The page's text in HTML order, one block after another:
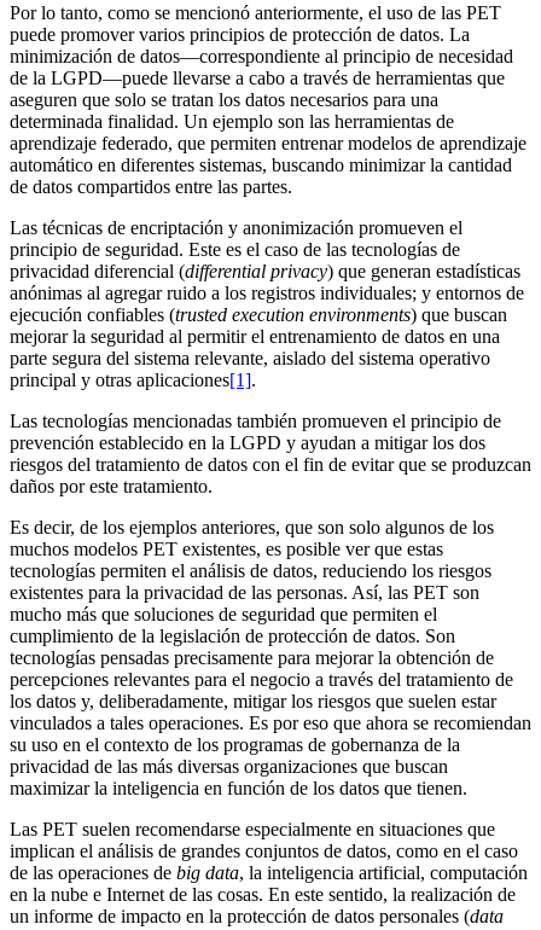
Por lo tanto, como se mencionó anteriormente, el uso de las PET
puede promover varios principios de protección de datos. La
minimización de datos—correspondiente al principio de necesidad
de la LGPD—puede llevarse a cabo a través de herramientas que
aseguren que solo se tratan los datos necesarios para una
determinada finalidad. Un ejemplo son las herramientas de
aprendizaje federado, que permiten entrenar modelos de aprendizaje
automático en diferentes sistemas, buscando minimizar la cantidad
de datos compartidos entre las partes.
Las técnicas de encriptación y anonimización promueven el
principio de seguridad. Este es el caso de las tecnologías de
privacidad diferencial (differential privacy) que generan estadísticas
anónimas al agregar ruido a los registros individuales; y entornos de
ejecución confiables (trusted execution environments) que buscan
mejorar la seguridad al permitir el entrenamiento de datos en una
parte segura del sistema relevante, aislado del sistema operativo
principal y otras aplicaciones[1].
Las tecnologías mencionadas también promueven el principio de
prevención establecido en la LGPD y ayudan a mitigar los dos
riesgos del tratamiento de datos con el fin de evitar que se produzcan
daños por este tratamiento.
Es decir, de los ejemplos anteriores, que son solo algunos de los
muchos modelos PET existentes, es posible ver que estas
tecnologías permiten el análisis de datos, reduciendo los riesgos
existentes para la privacidad de las personas. Así, las PET son
mucho más que soluciones de seguridad que permiten el
cumplimiento de la legislación de protección de datos. Son
tecnologías pensadas precisamente para mejorar la obtención de
percepciones relevantes para el negocio a través del tratamiento de
los datos y, deliberadamente, mitigar los riesgos que suelen estar
vinculados a tales operaciones. Es por eso que ahora se recomiendan
su uso en el contexto de los programas de gobernanza de la
privacidad de las más diversas organizaciones que buscan
maximizar la inteligencia en función de los datos que tienen.
Las PET suelen recomendarse especialmente en situaciones que
implican el análisis de grandes conjuntos de datos, como en el caso
de las operaciones de big data, la inteligencia artificial, computación
en la nube e Internet de las cosas. En este sentido, la realización de
un informe de impacto en la protección de datos personales (data